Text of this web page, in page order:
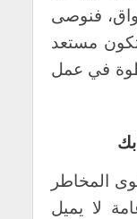
فنوصى
مستعد
في عمل
المخاطر
لا يميل